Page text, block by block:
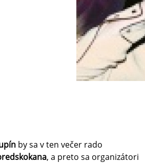
by sa v ten večer rado
, a preto sa organizátori